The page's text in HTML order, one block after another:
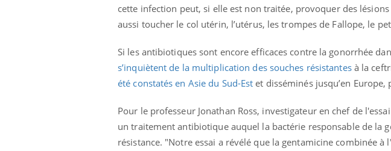
cette infection peut, si elle est non traitée, provoquer des
aussi toucher le col utérin, l’utérus, les trompes de Fallope, le
Si les antibiotiques sont encore efficaces contre la gonorrhée
s’inquiètent de la multiplication des souches résistantesà la
été constatés en Asie du Sud-Est et disséminés jusqu’en
Pour le professeur Jonathan Ross, investigateur en chef de
un traitement antibiotique auquel la bactérie responsable de la
résistance. "Notre essai a révélé que la gentamicine combinée